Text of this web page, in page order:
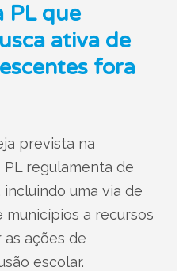
PL que
ativa de
fora
prevista na
PL regulamenta de
uma via de
municípios a recursos
ações de
escolar.